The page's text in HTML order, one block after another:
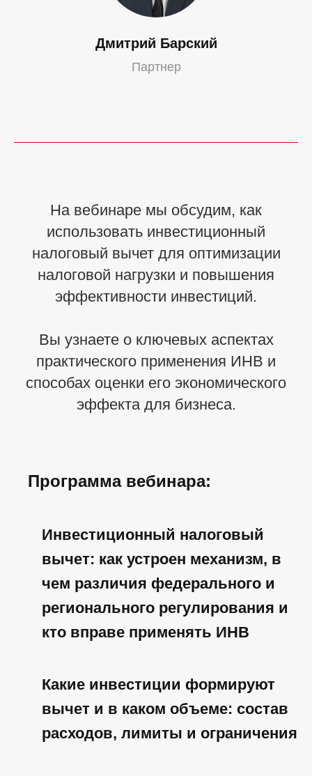
Дмитрий Барский
Партнер
На вебинаре мы обсудим, как
использовать инвестиционный
налоговый вычет для оптимизации
налоговой нагрузки и повышения
эффективности инвестиций.
Вы узнаете о ключевых аспектах
практического применения ИНВ и
способах оценки его экономического
эффекта для бизнеса.
Программа вебинара:
Инвестиционный налоговый
вычет: как устроен механизм, в
чем различия федерального и
регионального регулирования и
кто вправе применять ИНВ
Какие инвестиции формируют
вычет и в каком объеме: состав
расходов, лимиты и ограничения